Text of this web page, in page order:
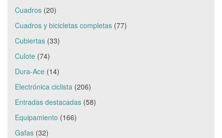
Cuadros (20)
Cuadros y bicicletas completas (77)
Cubiertas (33)
Culote (74)
Dura-Ace (14)
Electrónica ciclista (206)
Entradas destacadas (58)
Equipamiento (166)
Gafas (32)